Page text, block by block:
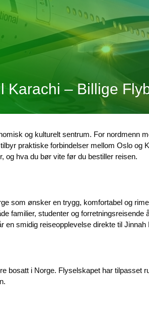
Karachi – Billige
og kulturelt sentrum. For nordmenn
praktiske forbindelser mellom Oslo
og hva du bør vite før du bestiller reisen.
som ønsker en trygg, komfortabel og
familier, studenter og
en smidig reiseopplevelse direkte til Jinnah
bosatt i Norge. Flyselskapet har